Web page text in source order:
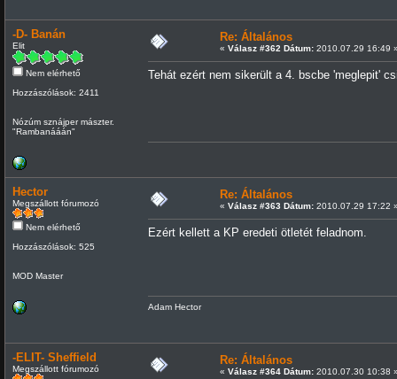
-D- Banán
Elit
Nem elérhető
Hozzászólások: 2411
Nózúm sznájper mászter.
"Rambanááán"
Re: Általános
« Válasz #362 Dátum:2010.07.29 16:49
Tehát ezért nem sikerült a 4. bscbe 'meglepit'
Hector
Megszállott fórumozó
Nem elérhető
Hozzászólások: 525
MOD Master
Re: Általános
« Válasz #363 Dátum:2010.07.29 17:22
Ezért kellett a KP eredeti ötletét feladnom.
Adam Hector
-ELIT- Sheffield
Megszállott fórumozó
Re: Általános
« Válasz #364 Dátum:2010.07.30 10:38